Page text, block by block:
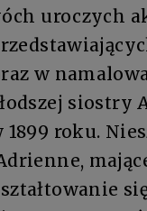
uroczych
w
siostry
1899 roku.